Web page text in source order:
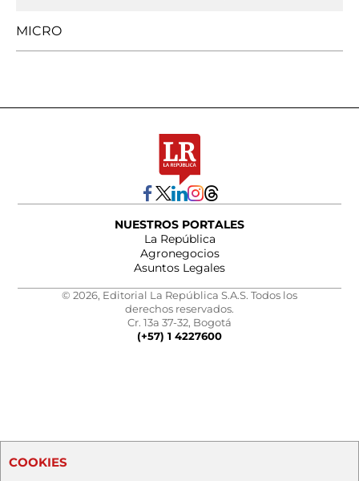
MICRO
NUESTROS PORTALES
La República
Agronegocios
Asuntos Legales
© 2026, Editorial La República S.A.S. Todos los
derechos reservados.
Cr. 13a 37-32, Bogotá
(+57) 1 4227600
COOKIES